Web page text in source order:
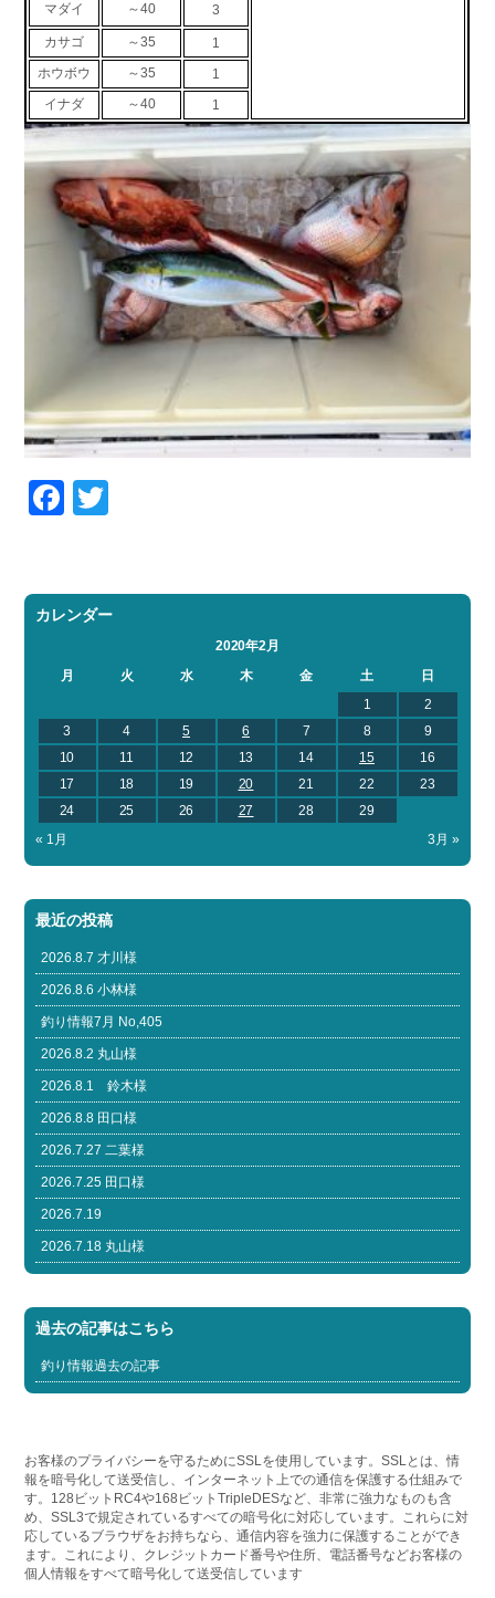
マダイ ～40 3
カサゴ ～35
1
ホウボウ
～35
1
イナダ
～40 1
Facebook
カレンダー
2020年2月
月
火 水 木 金 土
日
1
2
3
4 5 6 7 8
9
10
11 12 13 14 15
16
17
18 19 20 21 22
23
24
25 26 27 28
29
« 1月
3月 »
最近の投稿
2026.8.7 才川様
2026.8.6 小林様
釣り情報7月 No,405
2026.8.2 丸山様
2026.8.1 鈴木様
2026.8.8 田口様
2026.7.27 二葉様
2026.7.25 田口様
2026.7.19
2026.7.18 丸山様
過去の記事はこちら
釣り情報過去の記事
お客様のプライバシーを守るためにSSLを使用しています。SSLとは、情
報を暗号化して送受信し、インターネット上での通信を保護する仕組みで
す。128ビットRC4や168ビットTripleDESなど、非常に強力なものも含
め、SSL3で規定されているすべての暗号化に対応しています。これらに対
応しているブラウザをお持ちなら、通信内容を強力に保護することができ
ます。これにより、クレジットカード番号や住所、電話番号などお客様の
個人情報をすべて暗号化して送受信しています